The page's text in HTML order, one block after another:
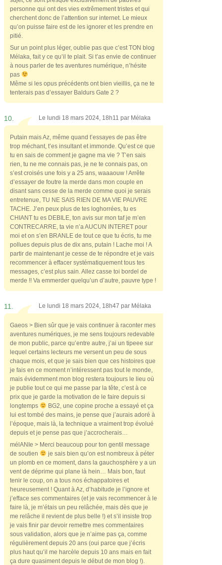
personne qui ont des vies extrêmement tristes et qui
cherchent donc de l’attention sur internet. Le mieux
qu’on puisse faire est de les ignorer et les prendre en
pitié.
Sur un point plus léger, oublie pas que c’est TON blog
Mélaka, fait y ce qu’il te plait. Si t’as envie de continuer
à nous parler de tes aventures numérique, n’hésite
pas
Même si les opus précédents ont bien vieillis, ça ne te
tenterais pas d’essayer Baldurs Gate 2 ?
10. Le lundi 18 mars 2024, 18h11 par Mélaka
Putain mais Az, même quand t’essayes de pas être
trop méchant, t’es insultant et immonde. Qu’est ce que
tu en sais de comment je gagne ma vie ? T’en sais
rien, tu ne me connais pas, je ne te connais pas, on
s’est croisés une fois y a 25 ans, waaaouw ! Arrête
d’essayer de foutre la merde dans mon couple en
disant sans cesse de la merde comme quoi je serais
entretenue, TU NE SAIS RIEN DE MA VIE PAUVRE
TACHE. J’en peux plus de tes loghorrées, tu es
CHIANT tu es DEBILE, ton avis sur mon taf je m’en
CONTRECARRE, ta vie n’a AUCUN INTERET pour
moi et on s’en BRANLE de tout ce que tu écris, tu me
pollues depuis plus de dix ans, putain ! Lache moi ! A
partir de maintenant je cesse de te répondre et je vais
recommencer à effacer systématiquement tous tes
messages, c’est plus sain. Allez casse toi bordel de
merde !! Va emmerder quelqu’un d’autre, pauvre type !
11. Le lundi 18 mars 2024, 18h47 par Mélaka
Gaeos > Bien sûr que je vais continuer à raconter mes
aventures numériques, je me sens toujours redevable
de mon public, parce qu’entre autre, j’ai un tipeee sur
lequel certains lecteurs me versent un peu de sous
chaque mois, et que je sais bien que ces histoires que
je fais en ce moment n’intéressent pas tout le monde,
mais évidemment mon blog restera toujours le lieu où
je publie tout ce qui me passe par la tête, c’est à ce
prix que je garde la motivation de le faire depuis si
longtemps
BG2, une copine proche a essayé et ça
lui est tombé des mains, je pense que j’aurais adoré à
l’époque, mais là, la technique a vraiment trop évolué
depuis et je pense pas que j’accrocherais…
mélANIe > Merci beaucoup pour ton gentil message
de soutien
je sais bien qu’on est nombreux à péter
un plomb en ce moment, dans la gauchosphère y a un
vent de déprime qui plane là hein… Mais bon, faut
tenir le coup, on a tous nos échappatoires et
heureusement ! Quant à Az, d’habitude je l’ignore et
j’efface ses commentaires (et je vais recommencer à le
faire là, je m’étais un peu relâchée, mais dès que je
me relâche il revient de plus belle !) et s’il insiste trop
je vais finir par devoir remettre mes commentaires
sous validation, alors que je n’aime pas ça, comme
régulièrement depuis 20 ans (oui parce que j’écris
plus haut qu’il me harcèle depuis 10 ans mais en fait
ça dure quasiment depuis le début de mon blog !).